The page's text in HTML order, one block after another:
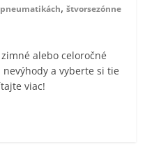
,štvorsezónne
alebo celoročné
a vyberte si tie
viac!